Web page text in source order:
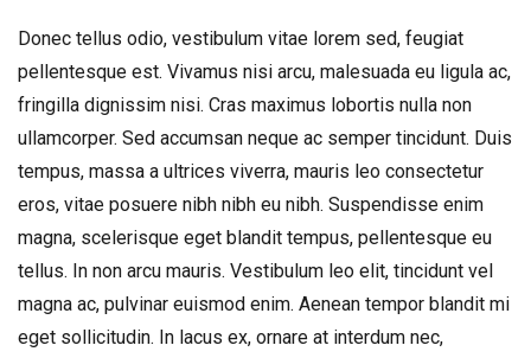
Donec tellus odio, vestibulum vitae lorem sed, feugiat
pellentesque est. Vivamus nisi arcu, malesuada eu ligula ac,
fringilla dignissim nisi. Cras maximus lobortis nulla non
ullamcorper. Sed accumsan neque ac semper tincidunt. Duis
tempus, massa a ultrices viverra, mauris leo consectetur
eros, vitae posuere nibh nibh eu nibh. Suspendisse enim
magna, scelerisque eget blandit tempus, pellentesque eu
tellus. In non arcu mauris. Vestibulum leo elit, tincidunt vel
magna ac, pulvinar euismod enim. Aenean tempor blandit mi
eget sollicitudin. In lacus ex, ornare at interdum nec,